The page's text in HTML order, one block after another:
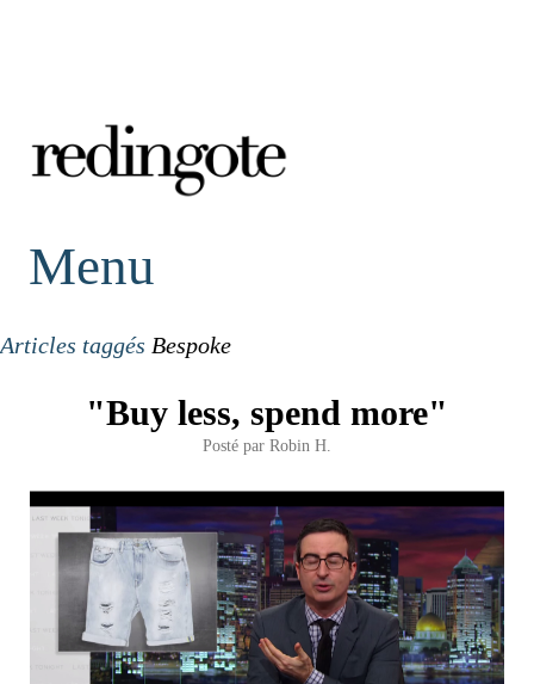
redingote.
Menu
Articles taggés Bespoke
"Buy less, spend more"
Posté par Robin H.